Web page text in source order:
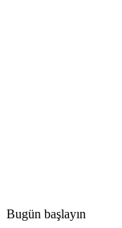
Bugün başlayın